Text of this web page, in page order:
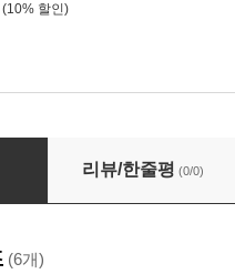
(10% 할인)
로 회귀했다 4
리뷰/한줄평 (0/0)
(6개)